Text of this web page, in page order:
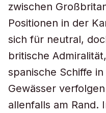
zwischen
Positionen in der
sich für neutral,
britische
spanische Schiffe
Gewässer
allenfalls am Rand.